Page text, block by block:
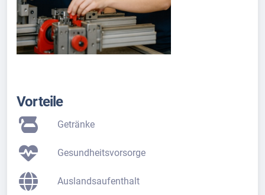
Vorteile
Getränke
Gesundheitsvorsorge
Auslandsaufenthalt